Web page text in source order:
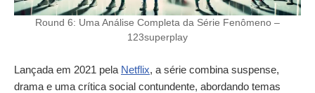
Round 6: Uma Análise Completa da Série Fenômeno –
123superplay
Lançada em 2021 pela Netflix, a série combina suspense,
drama e uma crítica social contundente, abordando temas